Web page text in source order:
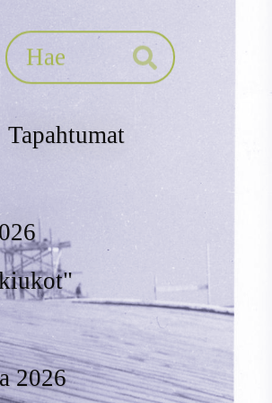
Haku
Hae
Tapahtumat
2026